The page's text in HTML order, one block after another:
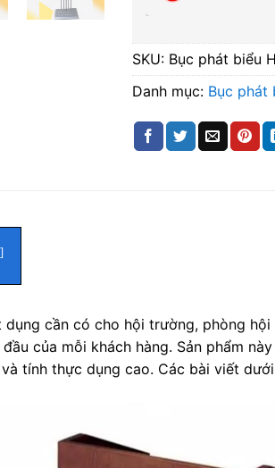
SKU: Bục phát biểu
Danh mục: Bục phát
dụng cần có cho hội trường, phòng
của mỗi khách hàng. Sản phẩm
tính thực dụng cao. Các bài viết